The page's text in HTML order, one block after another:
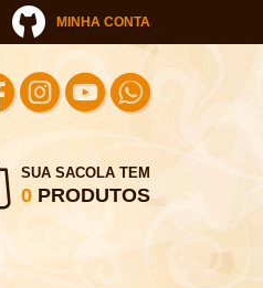
MINHA CONTA
SUA SACOLA TEM
0PRODUTOS